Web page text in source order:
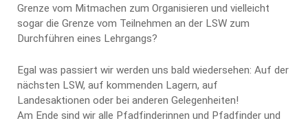
Grenze vom Mitmachen zum Organisieren und vielleicht
sogar die Grenze vom Teilnehmen an der LSW zum
Durchführen eines Lehrgangs?
Egal was passiert wir werden uns bald wiedersehen: Auf der
nächsten LSW, auf kommenden Lagern, auf
Landesaktionen oder bei anderen Gelegenheiten!
Am Ende sind wir alle Pfadfinderinnen und Pfadfinder und